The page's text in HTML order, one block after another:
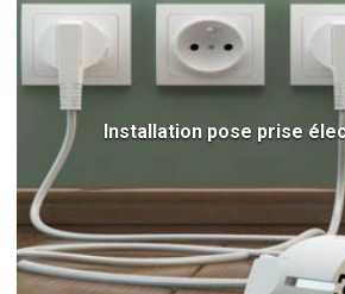
Installation pose prise